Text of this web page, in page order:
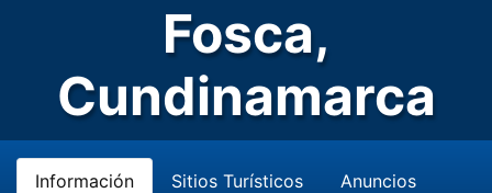
Fosca,
Cundinamarca
Información Sitios Turísticos Anuncios